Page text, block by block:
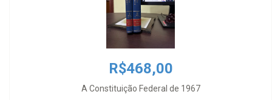
R$468,00
A Constituição Federal de 1967